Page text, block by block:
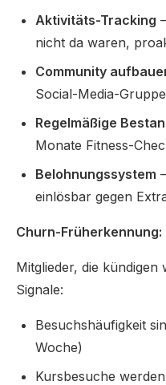
Aktivitäts-Tracking
nicht da waren,
Community
Social-Media-
Regelmäßige
Monate Fitness-
Belohnungssystem
einlösbar gegen
Churn-Früherkennung:
Mitglieder, die
Signale:
Besuchshäufigkeit
Woche)
Kursbesuche